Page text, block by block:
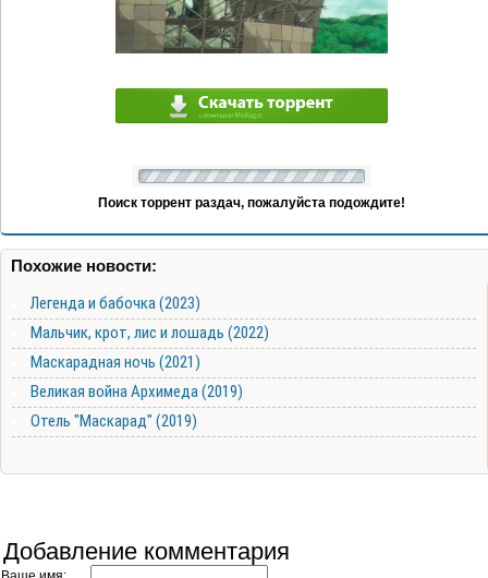
Поиск торрент раздач, пожалуйста подождите!
Похожие новости:
Легенда и бабочка (2023)
Мальчик, крот, лис и лошадь (2022)
Маскарадная ночь (2021)
Великая война Архимеда (2019)
Отель "Маскарад" (2019)
Добавление комментария